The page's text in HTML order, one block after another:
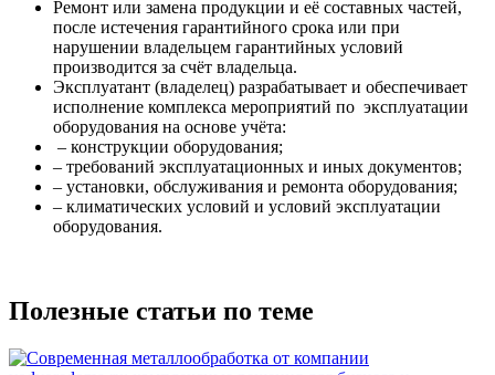
Ремонт или замена продукции и её составных частей,
после истечения гарантийного срока или при
нарушении владельцем гарантийных условий
производится за счёт владельца.
Эксплуатант (владелец) разрабатывает и обеспечивает
исполнение комплекса мероприятий по эксплуатации
оборудования на основе учёта:
– конструкции оборудования;
– требований эксплуатационных и иных документов;
– установки, обслуживания и ремонта оборудования;
– климатических условий и условий эксплуатации
оборудования.
Полезные статьи по теме